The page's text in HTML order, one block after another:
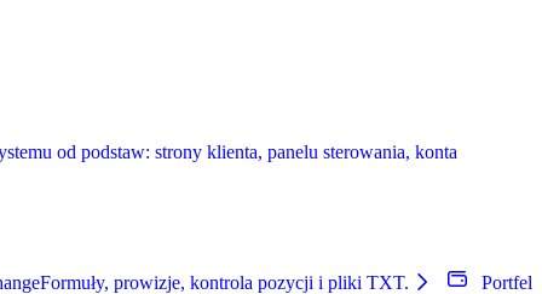
od podstaw: strony klienta, panelu sterowania, konta
Formuły, prowizje, kontrola pozycji i pliki TXT. Portfel